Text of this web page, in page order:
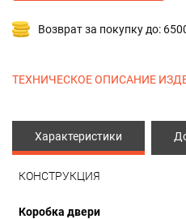
Возврат за покупку до:
ТЕХНИЧЕСКОЕ ОПИСАНИЕ
Характеристики
КОНСТРУКЦИЯ
Коробка двери